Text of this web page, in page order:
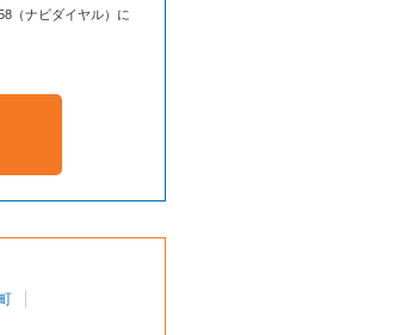
（ナビダイヤル）に